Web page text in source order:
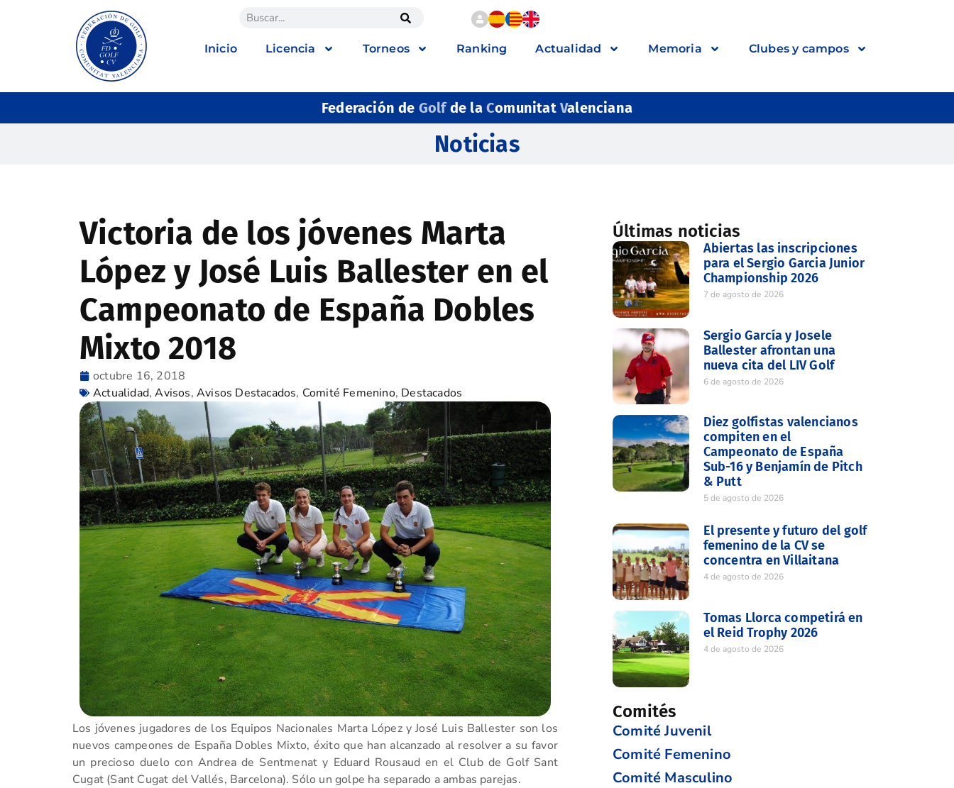
Inicio Licencia Torneos Ranking Actualidad Memoria Clubes y campos
Federación de Golfde la ComunitatValenciana
Noticias
Victoria de los jóvenes Marta
López y José Luis Ballester en el
Campeonato de España Dobles
Mixto 2018
octubre 16, 2018
Actualidad,Avisos,Avisos Destacados, Comité Femenino, Destacados
Los jóvenes jugadores de los Equipos Nacionales Marta López y José Luis Ballester son los
nuevos campeones de España Dobles Mixto, éxito que han alcanzado al resolver a su favor
un precioso duelo con Andrea de Sentmenat y Eduard Rousaud en el Club de Golf Sant
Cugat (Sant Cugat del Vallés, Barcelona). Sólo un golpe ha separado a ambas parejas.
Últimas noticias
Abiertas las inscripciones
para el Sergio Garcia Junior
Championship 2026
7 de agosto de 2026
Sergio García y Josele
Ballester afrontan una
nueva cita del LIV Golf
6 de agosto de 2026
Diez golfistas valencianos
compiten en el
Campeonato de España
Sub-16 y Benjamín de Pitch
& Putt
5 de agosto de 2026
El presente y futuro del golf
femenino de la CV se
concentra en Villaitana
4 de agosto de 2026
Tomas Llorca competirá en
el Reid Trophy 2026
4 de agosto de 2026
Comités
Comité Juvenil
Comité Femenino
Comité Masculino